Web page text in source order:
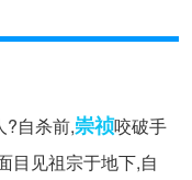
?自杀前,崇祯咬破手
目见祖宗于地下,自